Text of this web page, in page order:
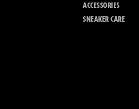
ACCESSORIES
SNEAKER CARE